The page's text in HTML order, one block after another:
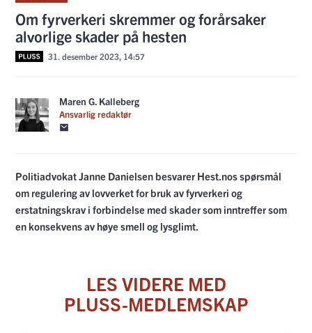
Om fyrverkeri skremmer og forårsaker
alvorlige skader på hesten
31. desember 2023, 14:57
Maren G. Kalleberg
Ansvarlig redaktør
Politiadvokat Janne Danielsen besvarer Hest.nos spørsmål
om regulering av lovverket for bruk av fyrverkeri og
erstatningskrav i forbindelse med skader som inntreffer som
en konsekvens av høye smell og lysglimt.
LES VIDERE MED
PLUSS-MEDLEMSKAP